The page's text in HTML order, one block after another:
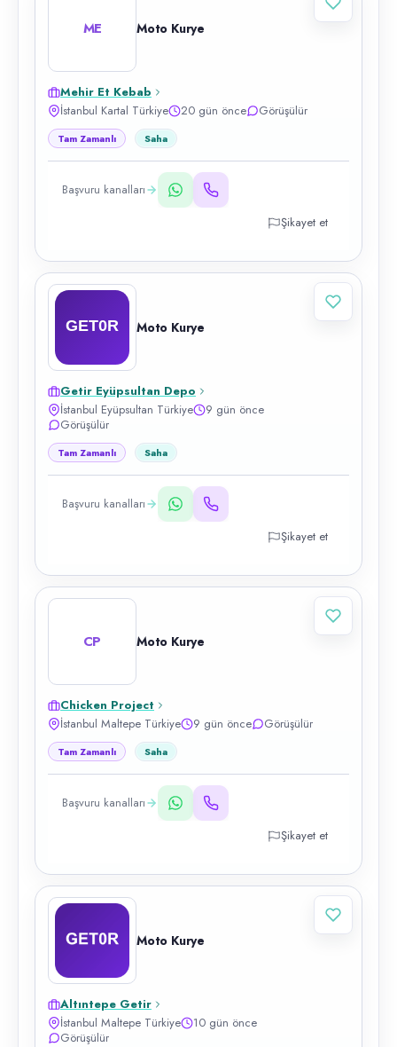
ME Moto Kurye
Mehir Et Kebab
İstanbul Kartal Türkiye
20 gün önce Görüşülür
Tam Zamanlı Saha
Başvuru kanalları
Şikayet et
Moto Kurye
Getir Eyüpsultan Depo
İstanbul Eyüpsultan Türkiye
9 gün önce
Görüşülür
Tam Zamanlı Saha
Başvuru kanalları
Şikayet et
CP Moto Kurye
Chicken Project
İstanbul Maltepe Türkiye
9 gün önce Görüşülür
Tam Zamanlı Saha
Başvuru kanalları
Şikayet et
Moto Kurye
Altıntepe Getir
İstanbul Maltepe Türkiye
10 gün önce
Görüşülür